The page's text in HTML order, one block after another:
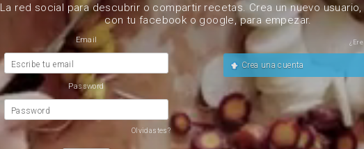
La red social para descubrir o compartir recetas. Crea un nuevo
con tu facebook o google, para empezar.
Email
Escribe tu email
Password
Password
Olvidastes?
Crea una cuenta